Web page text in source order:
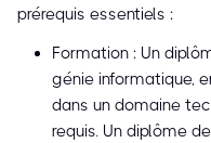
prérequis essentiels :
Formation : Un
génie informatique,
dans un domaine
requis. Un diplôme